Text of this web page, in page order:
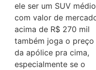
ele ser um SUV médio
com valor de
acima de R$ 270 mil
também joga o preço
da apólice pra cima,
especialmente se o